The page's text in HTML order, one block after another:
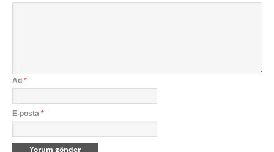
Ad *
E-posta *